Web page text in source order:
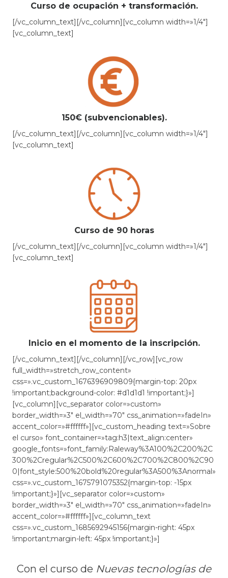
Curso de ocupación + transformación.
[/vc_column_text][/vc_column][vc_column width=»1/4″]
[vc_column_text]
150€ (subvencionables).
[/vc_column_text][/vc_column][vc_column width=»1/4″]
[vc_column_text]
Curso de 90 horas
[/vc_column_text][/vc_column][vc_column width=»1/4″]
[vc_column_text]
Inicio en el momento de la inscripción.
[/vc_column_text][/vc_column][/vc_row][vc_row
full_width=»stretch_row_content»
css=».vc_custom_1676396909809{margin-top: 20px
!important;background-color: #d1d1d1 !important;}»]
[vc_column][vc_separator color=»custom»
border_width=»3″ el_width=»70″ css_animation=»fadeIn»
accent_color=»#ffffff»][vc_custom_heading text=»Sobre
el curso» font_container=»tag:h3|text_align:center»
google_fonts=»font_family:Raleway%3A100%2C200%2C
300%2Cregular%2C500%2C600%2C700%2C800%2C90
0|font_style:500%20bold%20regular%3A500%3Anormal»
css=».vc_custom_1675791075352{margin-top: -15px
!important;}»][vc_separator color=»custom»
border_width=»3″ el_width=»70″ css_animation=»fadeIn»
accent_color=»#ffffff»][vc_column_text
css=».vc_custom_1685692945156{margin-right: 45px
!important;margin-left: 45px !important;}»]
Con el curso de Nuevas tecnologías de